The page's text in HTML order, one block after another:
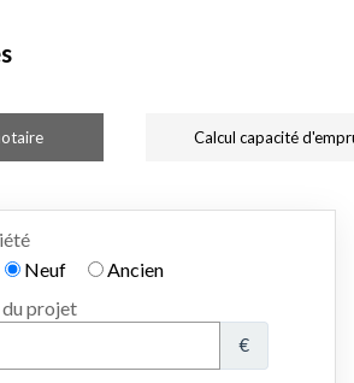
Calcul capacité